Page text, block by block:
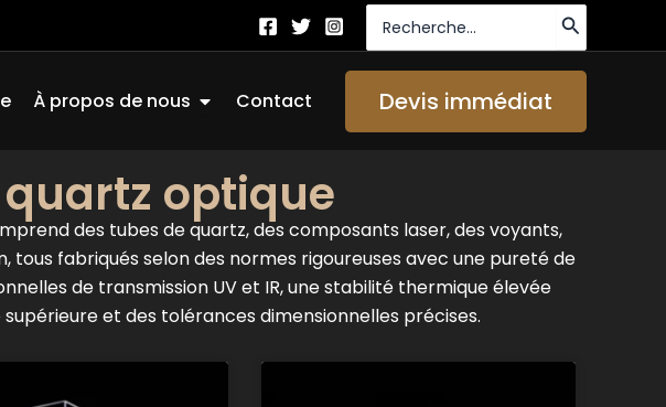
Recherche
de
À propos de nous Ouvrir About Us
Contact Devis immédiat
optique
des tubes de quartz, des composants laser, des voyants,
tous fabriqués selon des normes rigoureuses avec une pureté de
de transmission UV et IR, une stabilité thermique élevée
supérieure et des tolérances dimensionnelles précises.